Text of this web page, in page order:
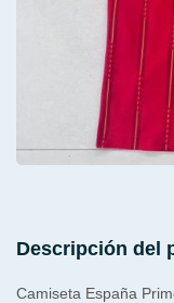
Descripción del
Camiseta España